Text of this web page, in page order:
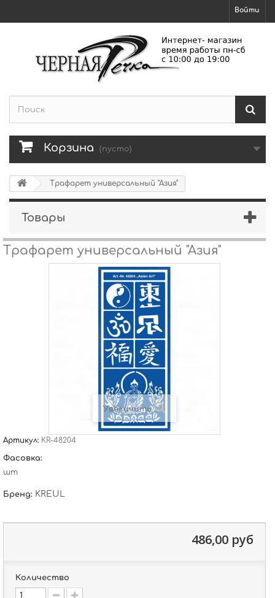
Войти
Корзина (пусто)
Трафарет универсальный "Азия"
Товары
Трафарет универсальный "Азия"
Увеличить
Артикул: KR-48204
Фасовка:
шт
Бренд: KREUL
486,00 руб
Количество